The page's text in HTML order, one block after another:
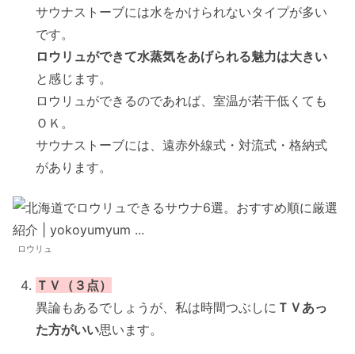
サウナストーブには水をかけられないタイプが多い
です。
ロウリュができて水蒸気をあげられる魅力は大きい
と感じます。
ロウリュができるのであれば、室温が若干低くても
ＯＫ。
サウナストーブには、遠赤外線式・対流式・格納式
があります。
ロウリュ
ＴＶ（３点）
異論もあるでしょうが、私は時間つぶしに ＴＶあっ
た方がいい思います。